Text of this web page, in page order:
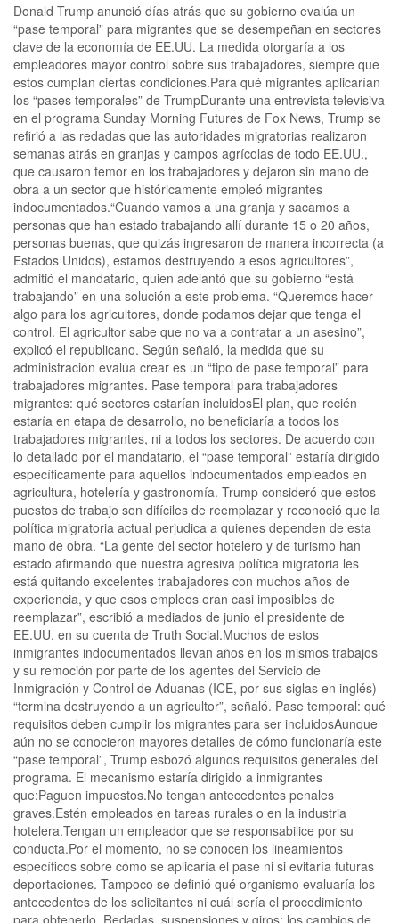
Donald Trump anunció días atrás que su gobierno evalúa un
“pase temporal” para migrantes que se desempeñan en sectores
clave de la economía de EE.UU. La medida otorgaría a los
empleadores mayor control sobre sus trabajadores, siempre que
estos cumplan ciertas condiciones.Para qué migrantes aplicarían
los “pases temporales” de TrumpDurante una entrevista televisiva
en el programa Sunday Morning Futures de Fox News, Trump se
refirió a las redadas que las autoridades migratorias realizaron
semanas atrás en granjas y campos agrícolas de todo EE.UU.,
que causaron temor en los trabajadores y dejaron sin mano de
obra a un sector que históricamente empleó migrantes
indocumentados.“Cuando vamos a una granja y sacamos a
personas que han estado trabajando allí durante 15 o 20 años,
personas buenas, que quizás ingresaron de manera incorrecta (a
Estados Unidos), estamos destruyendo a esos agricultores”,
admitió el mandatario, quien adelantó que su gobierno “está
trabajando” en una solución a este problema. “Queremos hacer
algo para los agricultores, donde podamos dejar que tenga el
control. El agricultor sabe que no va a contratar a un asesino”,
explicó el republicano. Según señaló, la medida que su
administración evalúa crear es un “tipo de pase temporal” para
trabajadores migrantes. Pase temporal para trabajadores
migrantes: qué sectores estarían incluidosEl plan, que recién
estaría en etapa de desarrollo, no beneficiaría a todos los
trabajadores migrantes, ni a todos los sectores. De acuerdo con
lo detallado por el mandatario, el “pase temporal” estaría dirigido
específicamente para aquellos indocumentados empleados en
agricultura, hotelería y gastronomía. Trump consideró que estos
puestos de trabajo son difíciles de reemplazar y reconoció que la
política migratoria actual perjudica a quienes dependen de esta
mano de obra. “La gente del sector hotelero y de turismo han
estado afirmando que nuestra agresiva política migratoria les
está quitando excelentes trabajadores con muchos años de
experiencia, y que esos empleos eran casi imposibles de
reemplazar”, escribió a mediados de junio el presidente de
EE.UU. en su cuenta de Truth Social.Muchos de estos
inmigrantes indocumentados llevan años en los mismos trabajos
y su remoción por parte de los agentes del Servicio de
Inmigración y Control de Aduanas (ICE, por sus siglas en inglés)
“termina destruyendo a un agricultor”, señaló. Pase temporal: qué
requisitos deben cumplir los migrantes para ser incluidosAunque
aún no se conocieron mayores detalles de cómo funcionaría este
“pase temporal”, Trump esbozó algunos requisitos generales del
programa. El mecanismo estaría dirigido a inmigrantes
que:Paguen impuestos.No tengan antecedentes penales
graves.Estén empleados en tareas rurales o en la industria
hotelera.Tengan un empleador que se responsabilice por su
conducta.Por el momento, no se conocen los lineamientos
específicos sobre cómo se aplicaría el pase ni si evitaría futuras
deportaciones. Tampoco se definió qué organismo evaluaría los
antecedentes de los solicitantes ni cuál sería el procedimiento
para obtenerlo. Redadas, suspensiones y giros: los cambios de